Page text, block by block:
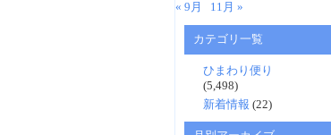
« 9月
11月 »
カテゴリ一覧
ひまわり便り
(5,498)
新着情報 (22)